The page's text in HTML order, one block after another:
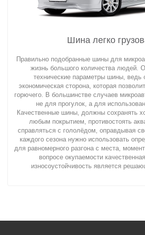
Шина легко
Правильно подобранные шины для
жизнь большого количества людей.
технические параметры шины, ведь
экономическая сторона, которая
горючего. В большинстве случаев
не для прогулок, а для
Качественные шины, должны сохранять
любым покрытием, противостоять
справляться с гололёдом, оправдывая
каждого сезона нужно использовать
для равномерного разгона с места,
вопросе окупаемости
износоустойчивость является